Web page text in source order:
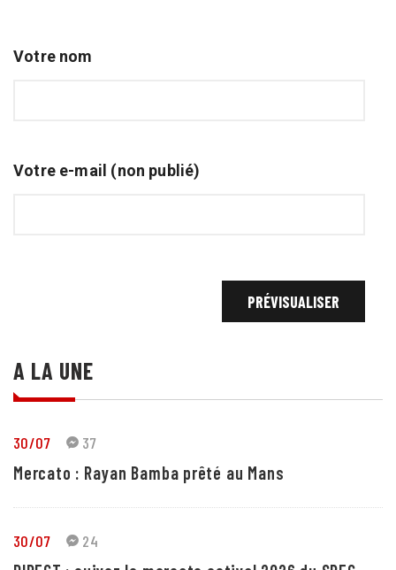
Votre nom
Votre e-mail (non publié)
A LA UNE
30/07 37
Mercato : Rayan Bamba prêté au Mans
30/07 24